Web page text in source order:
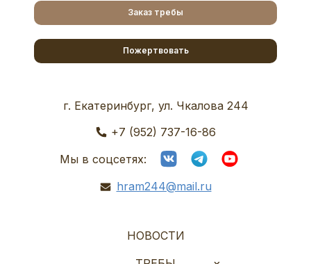
Заказ требы
Пожертвовать
г. Екатеринбург, ул. Чкалова 244
+7 (952) 737-16-86
Мы в соцсетях:
hram244@mail.ru
НОВОСТИ